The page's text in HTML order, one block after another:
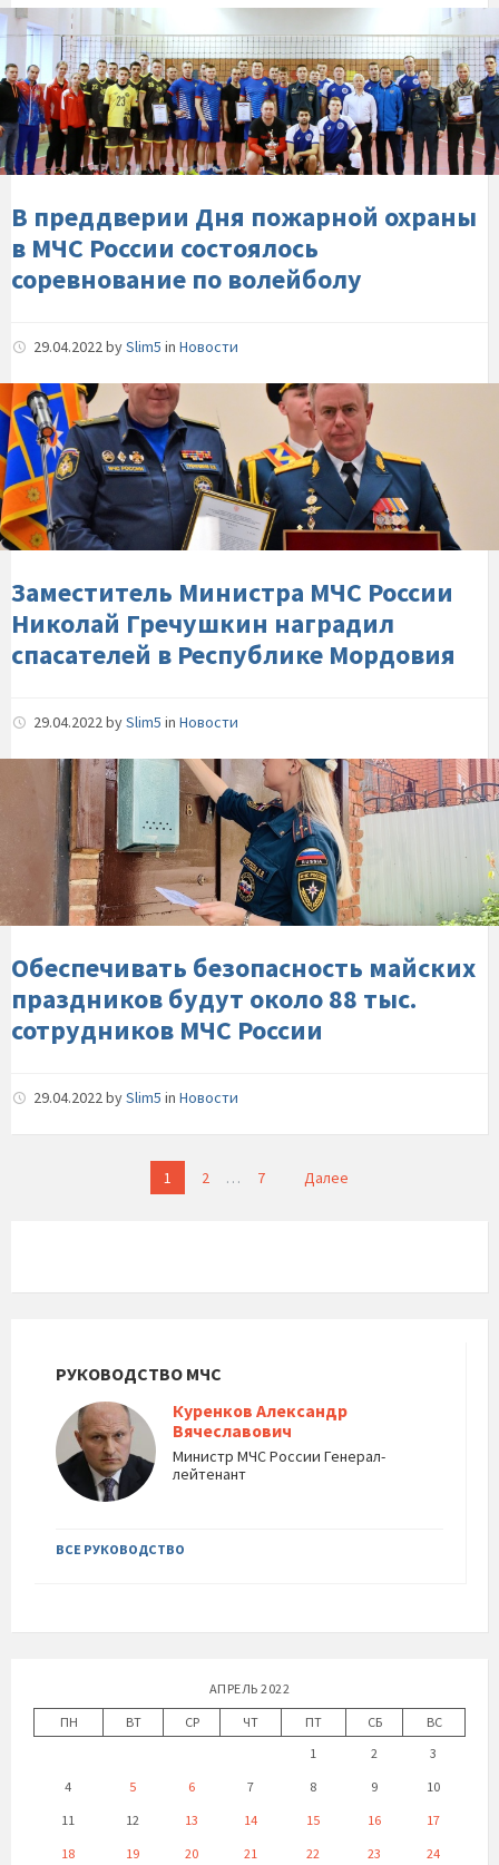
преддверии-
Дня-
пожарной-
охраны-
в-
МЧС-
России-
состоялось-
соревнование-
по-
В преддверии Дня пожарной охраны
в МЧС России состоялось
соревнование по волейболу
29.04.2022bySlim5 in Новости
Заместитель-
Министра-
МЧС-
России-
Николай-
Гречушкин-
наградил-
спасателей-
Республике-
Мордовия
Заместитель Министра МЧС России
Николай Гречушкин наградил
спасателей в Республике Мордовия
29.04.2022bySlim5 in Новости
Обеспечивать-
безопасность-
майских-
праздников-
будут-
около-88-
тыс.-
сотрудников-
России
Обеспечивать безопасность майских
праздников будут около 88 тыс.
сотрудников МЧС России
29.04.2022bySlim5 in Новости
1 2 … 7 Далее
РУКОВОДСТВО МЧС
Куренков Александр
Вячеславович
Министр МЧС России Генерал-
лейтенант
ВСЕ РУКОВОДСТВО
АПРЕЛЬ 2022
ПН
ВТ СР ЧТ ПТ СБ
ВС
1
2
3
4
5 6 7 8 9
10
11
12 13 14 15 16
17
18
19 20 21 22 23
24